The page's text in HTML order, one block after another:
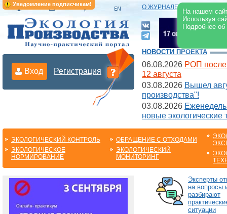
Уведомление подписчикам!
На нашем
Используя
Подробнее
О ЖУРНАЛЕ |
Вход Регистрация
НОВОСТИ ПРОЕКТА
06.08.2026 РОП после
12 августа
03.08.2026 Вышел
производства"!
03.08.2026
новые экологические
ЭКОЛОГИЧЕСКИЙ КОНТРОЛЬ
ЭКОЛОГИЧЕСКОЕ
НОРМИРОВАНИЕ
ОБРАЩЕНИЕ С ОТХОДАМИ
ЭКОЛОГИЧЕСКИЙ
МОНИТОРИНГ
Эксперты
на вопросы
разбирают
ситуации